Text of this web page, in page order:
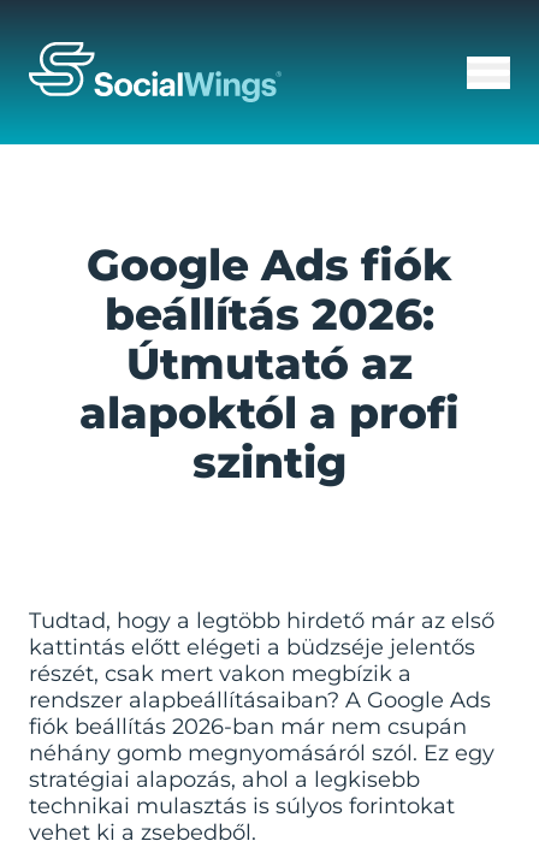
Google Ads fiók
beállítás 2026:
Útmutató az
alapoktól a profi
szintig
Tudtad, hogy a legtöbb hirdető már az első
kattintás előtt elégeti a büdzséje jelentős
részét, csak mert vakon megbízik a
rendszer alapbeállításaiban? A Google Ads
fiók beállítás 2026-ban már nem csupán
néhány gomb megnyomásáról szól. Ez egy
stratégiai alapozás, ahol a legkisebb
technikai mulasztás is súlyos forintokat
vehet ki a zsebedből.